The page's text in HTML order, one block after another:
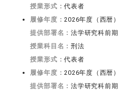
授業形式：代表者
履修年度：2026年度（西暦）
提供部署名：法学研究科前期
授業科目名：刑法
授業形式：代表者
履修年度：2026年度（西暦）
提供部署名：法学研究科前期